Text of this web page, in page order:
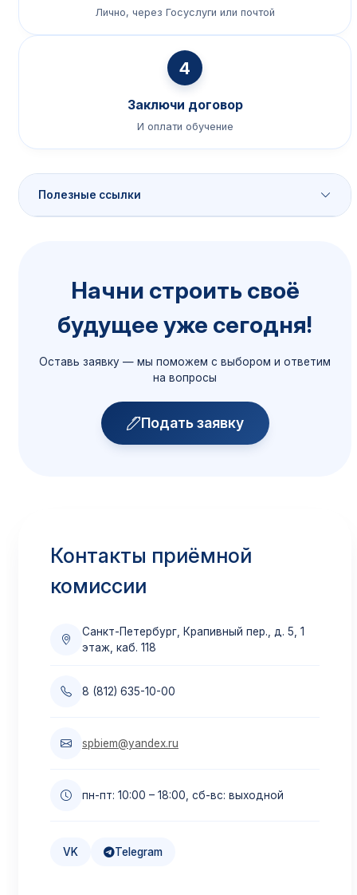
Лично, через Госуслуги или почтой
4
Заключи договор
И оплати обучение
Полезные ссылки
Сроки, документы, способы подачи
Подробнее →
Подробнее →
Приём по переводу
Подробнее →
Материнский капитал
Образовательный кредит
Начни строить своё
будущее уже сегодня!
Оставь заявку — мы поможем с выбором и ответим
на вопросы
Подать заявку
Контакты приёмной
комиссии
Санкт-Петербург, Крапивный пер., д. 5, 1
этаж, каб. 118
8 (812) 635-10-00
spbiem@yandex.ru
пн-пт: 10:00 – 18:00, сб-вс: выходной
VK Telegram